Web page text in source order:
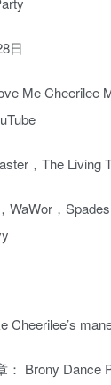
日
Me Cheerilee
，The Living
WaWor，
Cheerilee’s
： Brony Dance